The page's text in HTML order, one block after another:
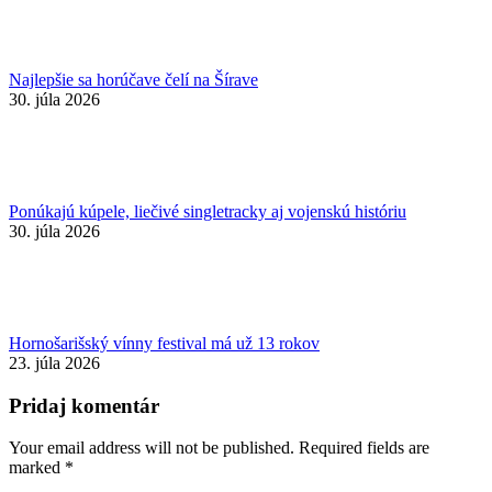
Najlepšie sa horúčave čelí na Šírave
30. júla 2026
Ponúkajú kúpele, liečivé singletracky aj vojenskú históriu
30. júla 2026
Hornošarišský vínny festival má už 13 rokov
23. júla 2026
Pridaj komentár
Your email address will not be published. Required fields are
marked *